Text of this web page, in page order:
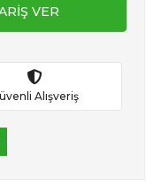
VER
Alışveriş